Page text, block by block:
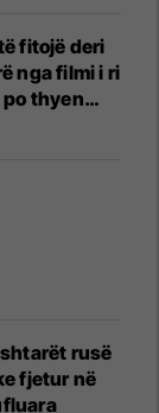
fitojë deri
nga filmi i ri
thyen
rusë
fjetur në